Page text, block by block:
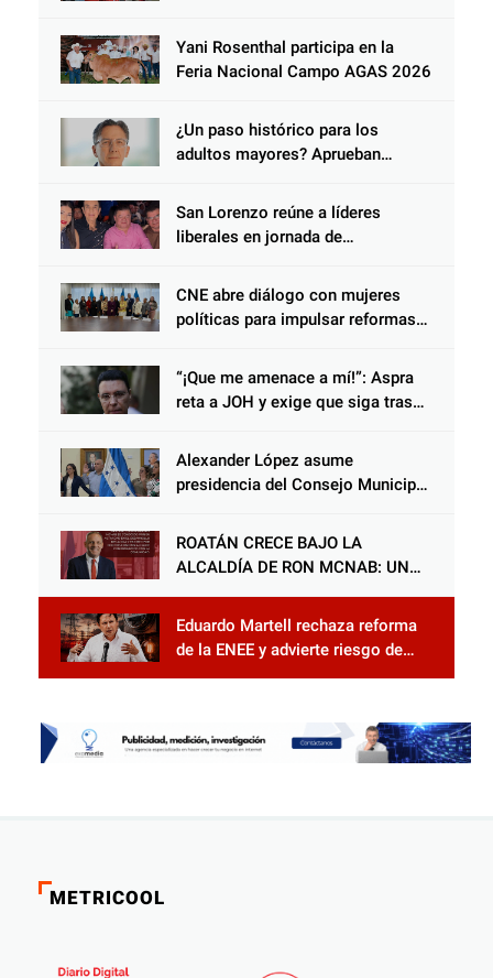
Yani Rosenthal participa en la
Feria Nacional Campo AGAS 2026
¿Un paso histórico para los
adultos mayores? Aprueban
Salomón Nazar para fortalecer su
protección en Honduras
San Lorenzo reúne a líderes
liberales en jornada de
CNE abre diálogo con mujeres
políticas para impulsar reformas
“¡Que me amenace a mí!”: Aspra
reta a JOH y exige que siga tras
Alexander López asume
presidencia del Consejo Municipal
Censo Nacional 2026
ROATÁN CRECE BAJO LA
ALCALDÍA DE RON MCNAB: UN
COMUNIDAD Y DEL PARTIDO
LIBERAL
Eduardo Martell rechaza reforma
de la ENEE y advierte riesgo de
privatización
METRICOOL